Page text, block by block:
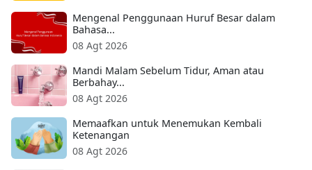
Mengenal Penggunaan Huruf Besar dalam
Bahasa...
08 Agt 2026
Mandi Malam Sebelum Tidur, Aman atau
Berbahay...
08 Agt 2026
Memaafkan untuk Menemukan Kembali
Ketenangan
08 Agt 2026